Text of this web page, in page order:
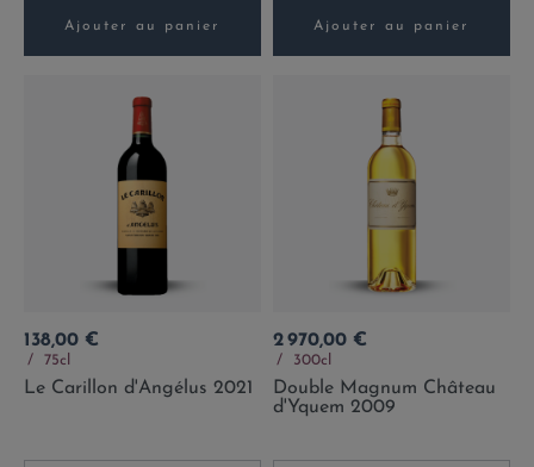
Ajouter au panier Ajouter au panier
Prix
138,00 €
75cl
Le Carillon d'Angélus 2021
Prix
2 970,00 €
300cl
Double Magnum Château
d'Yquem 2009